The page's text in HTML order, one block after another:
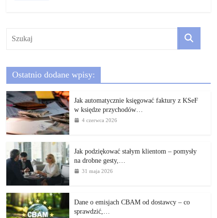
Ostatnio dodane wpisy:
Jak automatycznie księgować faktury z KSeF
w księdze przychodów…
4 czerwca 2026
Jak podziękować stałym klientom – pomysły
na drobne gesty,…
31 maja 2026
Dane o emisjach CBAM od dostawcy – co
sprawdzić,…